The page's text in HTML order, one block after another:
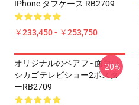
IPhone タフケース RB2709
￥233,450 - ￥253,750
オリジナルのベアフ - 面白い
シカゴテレビショー2ポスタ
ーRB2709
-20%